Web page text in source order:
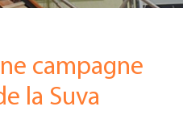
campagne
la Suva